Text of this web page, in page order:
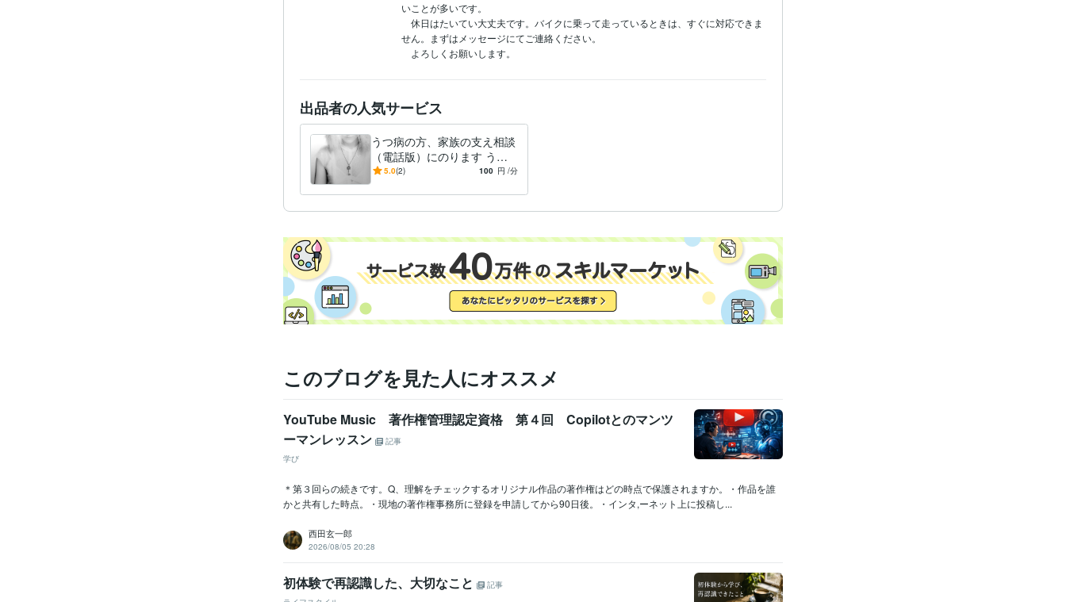
いことが多いです。
休日はたいてい大丈夫です。バイクに乗って走っているときは、すぐに対応できま
せん。まずはメッセージにてご連絡ください。
よろしくお願いします。
出品者の人気サービス
うつ病の方、家族の支え相談
（電話版）にのります うつ
病の方とその家族のお悩みを
5.0(2) 100 円 /分
このブログを見た人にオススメ
YouTube Music 著作権管理認定資格 第４回 Copilotとのマンツ
ーマンレッスン
記事
学び
＊第３回らの続きです。Q、理解をチェックするオリジナル作品の著作権はどの時点で保護されますか。・作品を誰
かと共有した時点。・現地の著作権事務所に登録を申請してから90日後。・インタ,ーネット上に投稿し...
西田玄一郎
2026/08/05 20:28
初体験で再認識した、大切なこと
記事